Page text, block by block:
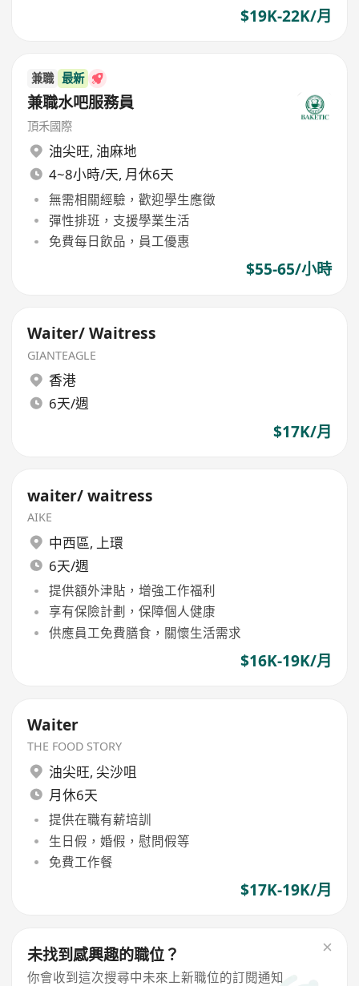
$19K-22K/月
兼職 最新
兼職水吧服務員
頂禾國際
油尖旺, 油麻地
4~8小時/天, 月休6天
無需相關經驗，歡迎學生應徵
彈性排班，支援學業生活
免費每日飲品，員工優惠
$55-65/小時
Waiter/ Waitress
GIANTEAGLE
香港
6天/週
$17K/月
waiter/ waitress
AIKE
中西區, 上環
6天/週
提供額外津貼，增強工作福利
享有保險計劃，保障個人健康
供應員工免費膳食，關懷生活需求
$16K-19K/月
Waiter
THE FOOD STORY
油尖旺, 尖沙咀
月休6天
提供在職有薪培訓
生日假，婚假，慰問假等
免費工作餐
$17K-19K/月
未找到感興趣的職位？
你會收到這次搜尋中未來上新職位的訂閱通知